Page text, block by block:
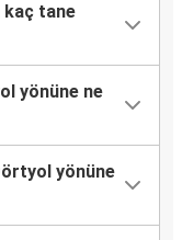
kaç tane
yönüne ne
yönüne